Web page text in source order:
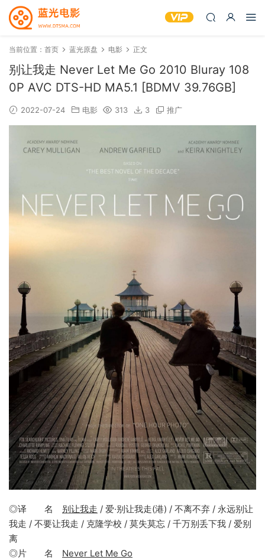
当前位置： 首页 蓝光原盘 电影 正文
别让我走 Never Let Me Go 2010 Bluray 108
0P AVC DTS-HD MA5.1 [BDMV 39.76GB]
2022-07-24 电影 313 3 推广
◎译 名 别让我走 / 爱·别让我走(港) / 不离不弃 / 永远别让
我走 / 不要让我走 / 克隆学校 / 莫失莫忘 / 千万别丢下我 / 爱别
离
◎片 名 Never Let Me Go